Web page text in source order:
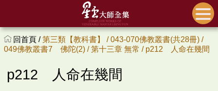
回首頁 /第三類【教科書】 /043-070佛教叢書(共28冊) /
049佛教叢書7 佛陀(2) /第十三章 無常 / p212 人命在幾間
p212 人命在幾間